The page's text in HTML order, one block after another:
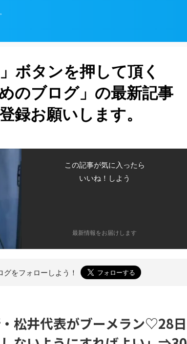
ボタンを押して頂く
のブログ」の最新記事
録お願いします。
この記事が気に入ったら
いいね！しよう
最新情報をお届けします
グをフォローしよう！
・松井代表がブーメラン♡28日